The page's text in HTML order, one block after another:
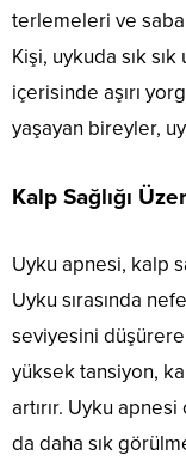
terlemeleri ve
Kişi, uykuda sık
içerisinde aşırı
yaşayan bireyler,
Kalp Sağlığı
Uyku apnesi, kalp
Uyku sırasında
seviyesini
yüksek tansiyon,
artırır. Uyku
da daha sık